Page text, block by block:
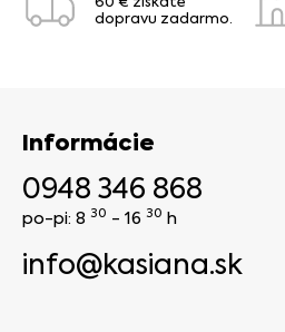
dopravu zadarmo.
Informácie
0948 346 868
po-pi: 8 30 - 16 30 h
info@kasiana.sk